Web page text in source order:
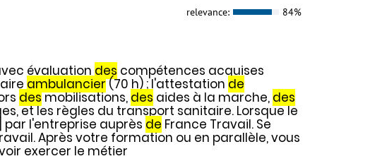
relevance: 84%
évaluation des compétences acquises
ambulancier(70 h) ; l'attestation de
desmobilisations, des aides à la marche, des
et les règles du transport sanitaire. Lorsque le
l'entreprise auprès de France Travail. Se
Après votre formation ou en parallèle, vous
exercer le métier